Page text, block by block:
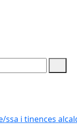
ssa i tinences